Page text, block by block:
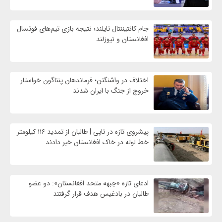
جام کانتیننتال تایلند؛ نتیجه بازی تیم‌های فوتسال
افغانستان و نیوزلند
اختلاف در واشنگتن؛ فرماندهان پنتاگون خواستار
خروج از جنگ با ایران شدند
پیشروی تازه در تاپی | طالبان از تمدید ۱۱۶ کیلومتر
خط لوله در خاک افغانستان خبر دادند
ادعای تازه «جبهه متحد افغانستان»: دو عضو
طالبان در بادغیس هدف قرار گرفتند